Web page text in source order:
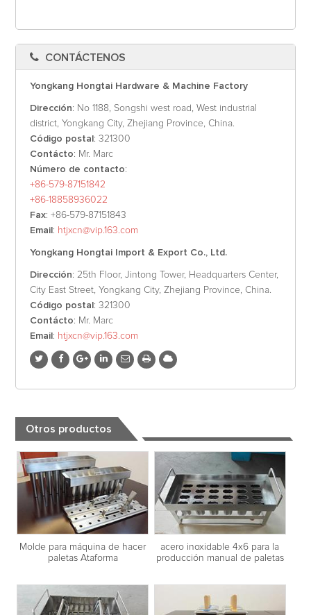
CONTÁCTENOS
Yongkang Hongtai Hardware & Machine Factory
Dirección: No 1188, Songshi west road, West industrial
district, Yongkang City, Zhejiang Province, China.
Código postal : 321300
Contácto: Mr. Marc
Número de contacto:
+86-579-87151842
+86-18858936022
Fax: +86-579-87151843
Email : htjxcn@vip.163.com
Yongkang Hongtai Import & Export Co., Ltd.
Dirección: 25th Floor, Jintong Tower, Headquarters Center,
City East Street, Yongkang City, Zhejiang Province, China.
Código postal : 321300
Contácto: Mr. Marc
Email : htjxcn@vip.163.com
Otros productos
Molde para máquina de hacer
paletas Ataforma
acero inoxidable 4x6 para la
producción manual de paletas